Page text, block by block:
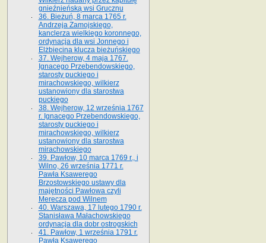
gnieźnieńską wsi Grucznu
36. Bieżuń, 8 marca 1765 r.
Andrzeja Zamojskiego,
kanclerza wielkiego koronnego,
ordynacja dla wsi Jonnego i
Elżbiecina klucza bieżuńskiego
37. Wejherow, 4 maja 1767.
Ignacego Przebendowskiego,
starosty puckiego i
mirachowskiego, wilkierz
ustanowiony dla starostwa
puckiego
38. Wejherow, 12 września 1767
r. Ignacego Przebendowskiego,
starosty puckiego i
mirachowskiego, wilkierz
ustanowiony dla starostwa
mirachowskiego
39. Pawłow, 10 marca 1769 r., i
Wilno, 26 września 1771 r.
Pawła Ksawerego
Brzostowskiego ustawy dla
majętności Pawłowa czyli
Merecza pod Wilnem
40. Warszawa, 17 lutego 1790 r.
Stanisława Małachowskiego
ordynacja dla dobr ostrogskich
41. Pawłow, 1 września 1791 r.
Pawła Ksawerego